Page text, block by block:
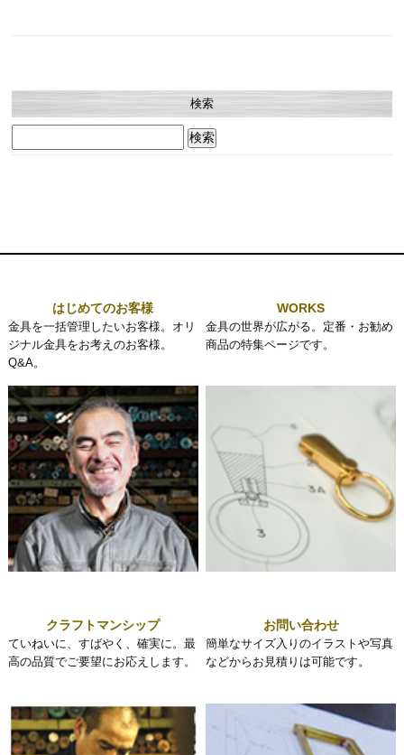
検索
索:
はじめてのお客様
金具を一括管理したいお客様。オリ
ジナル金具をお考えのお客様。
Q&A。
WORKS
金具の世界が広がる。定番・お勧め
商品の特集ページです。
クラフトマンシップ
ていねいに、すばやく、確実に。最
高の品質でご要望にお応えします。
お問い合わせ
簡単なサイズ入りのイラストや写真
などからお見積りは可能です。